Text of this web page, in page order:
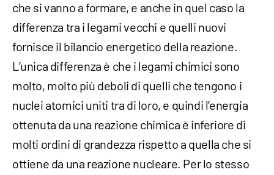
che si vanno a formare, e anche in quel caso la
differenza tra i legami vecchi e quelli nuovi
fornisce il bilancio energetico della reazione.
L’unica differenza è che i legami chimici sono
molto, molto più deboli di quelli che tengono i
nuclei atomici uniti tra di loro, e quindi l’energia
ottenuta da una reazione chimica è inferiore di
molti ordini di grandezza rispetto a quella che si
ottiene da una reazione nucleare. Per lo stesso